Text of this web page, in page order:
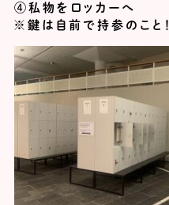
④私物をロッカーへ
※鍵は自前で持参のこと！